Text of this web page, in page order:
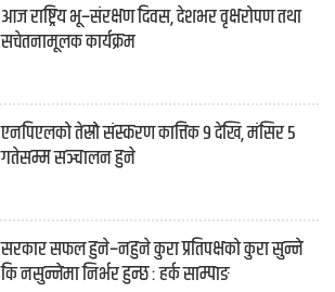
आज राष्ट्रिय भू–संरक्षण दिवस, देशभर वृक्षरोपण तथा
सचेतनामूलक कार्यक्रम
एनपिएलको तेस्रो संस्करण कात्तिक ९ देखि, मंसिर ५
गतेसम्म सञ्चालन हुने
सरकार सफल हुने–नहुने कुरा प्रतिपक्षको कुरा सुन्ने
कि नसुन्नेमा निर्भर हुन्छ : हर्क साम्पाङ